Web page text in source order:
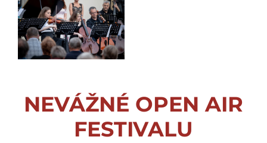
NEVÁŽNÉ OPEN AIR
FESTIVALU